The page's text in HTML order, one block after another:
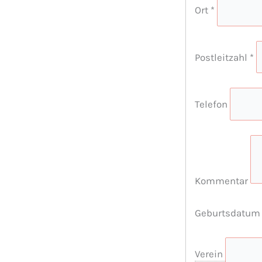
Ort *
Postleitzahl *
Telefon
Kommentar
Geburtsdatum
Verein